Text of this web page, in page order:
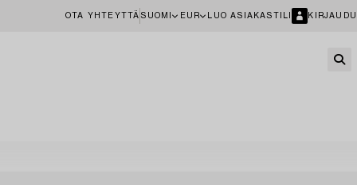
OTA YHTEYTTÄ SUOMI EUR LUO ASIAKASTILI KIRJAUDU